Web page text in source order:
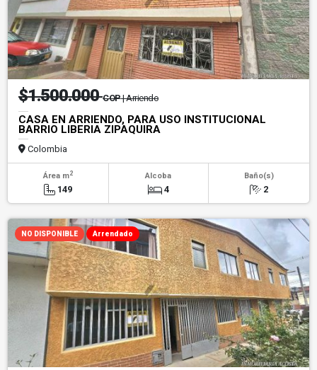
$1.500.000COP| Arriendo
CASA EN ARRIENDO, PARA USO INSTITUCIONAL
BARRIO LIBERIA ZIPAQUIRA
Colombia
Área m2
149
Alcoba
4
Baño(s)
2
NO DISPONIBLE Arrendado